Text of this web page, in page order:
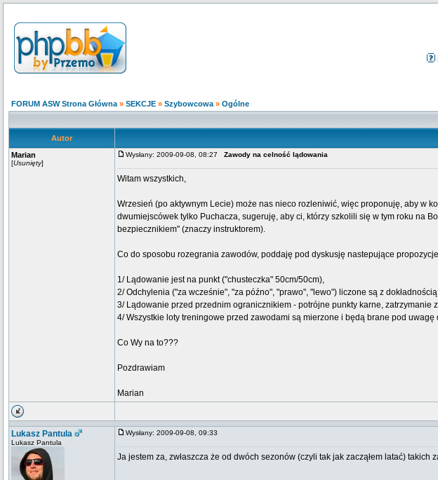
FORUM ASW Strona Główna » SEKCJE » Szybowcowa » Ogólne
Autor
Marian
[Usunięty]
Wysłany: 2009-09-08, 08:27 Zawody na celność lądowania
Witam wszystkich,
Wrzesień (po aktywnym Lecie) może nas nieco rozleniwić, więc proponuję, aby w
dwumiejscówek tylko Puchacza, sugeruję, aby ci, którzy szkolili się w tym roku na
bezpiecznikiem" (znaczy instruktorem).
Co do sposobu rozegrania zawodów, poddaję pod dyskusję nastepujące
1/ Lądowanie jest na punkt ("chusteczka" 50cm/50cm),
2/ Odchylenia ("za wcześnie", "za późno", "prawo", "lewo") liczone są z
3/ Lądowanie przed przednim ogranicznikiem - potrójne punkty karne,
4/ Wszystkie loty treningowe przed zawodami są mierzone i będą brane pod
Co Wy na to???
Pozdrawiam
Marian
Lukasz Pantula
Lukasz Pantula
Wysłany: 2009-09-08, 09:33
Ja jestem za, zwłaszcza że od dwóch sezonów (czyli tak jak zacząłem latać)